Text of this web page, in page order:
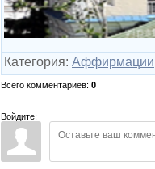
Категория: Аффирмации
Всего комментариев: 0
Войдите: